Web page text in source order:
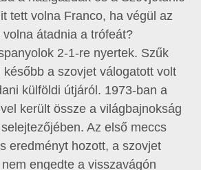
tett volna Franco, ha végül az
átadnia a trófeát?
2-1-re nyertek. Szűk
a szovjet válogatott volt
külföldi útjáról. 1973-ban a
került össze a világbajnokság
Az első meccs
eredményt hozott, a szovjet
engedte a visszavágón